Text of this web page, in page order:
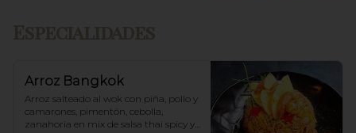
Arroz Bangkok
Arroz salteado al wok con piña, pollo y
camarones, pimentón, cebolla,
zanahoria en mix de salsa thai spicy y